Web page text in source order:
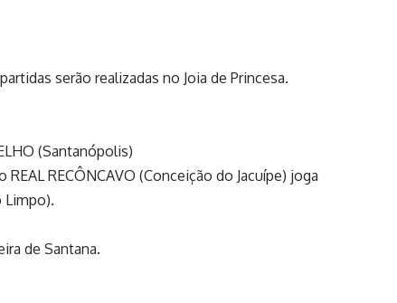
serão realizadas no Joia de Princesa.
(Santanópolis)
RECÔNCAVO (Conceição do Jacuípe) joga
Limpo).
de Santana.